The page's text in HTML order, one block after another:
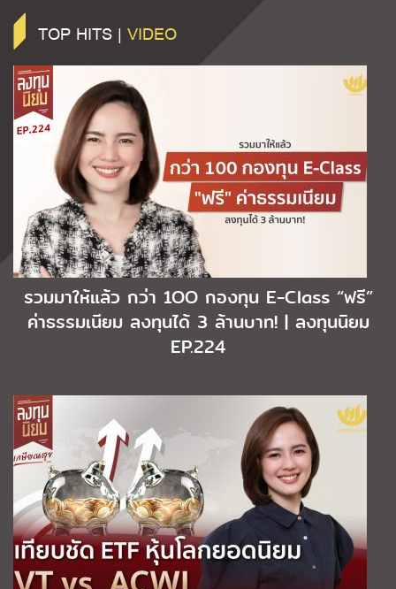
TOP HITS | VIDEO
รวมมาให้แล้ว กว่า 1OO กองทุน E-Class “ฟรี”
ค่าธรรมเนียม ลงทุนได้ 3 ล้านบาท! | ลงทุนนิยม
EP.224